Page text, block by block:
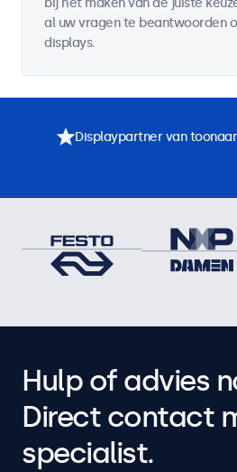
bij het maken van de juiste
al uw vragen te beantwoorden
displays.
Displaypartner van
Hulp of advies
Direct contact
specialist.